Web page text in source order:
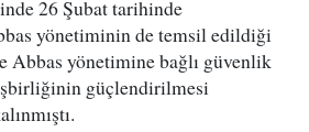
26 Şubat tarihinde
yönetiminin de temsil edildiği
Abbas yönetimine bağlı güvenlik
güçlendirilmesi